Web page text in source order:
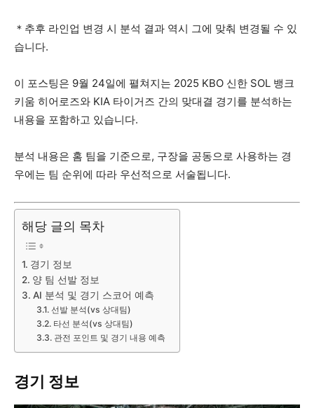
＊추후 라인업 변경 시 분석 결과 역시 그에 맞춰 변경될 수 있
습니다.
이 포스팅은 9월 24일에 펼쳐지는 2025 KBO 신한 SOL 뱅크
키움 히어로즈와 KIA 타이거즈 간의 맞대결 경기를 분석하는
내용을 포함하고 있습니다.
분석 내용은 홈 팀을 기준으로, 구장을 공동으로 사용하는 경
우에는 팀 순위에 따라 우선적으로 서술됩니다.
해당 글의 목차
경기 정보
양 팀 선발 정보
AI 분석 및 경기 스코어 예측
선발 분석(vs 상대팀)
타선 분석(vs 상대팀)
관전 포인트 및 경기 내용 예측
경기 정보